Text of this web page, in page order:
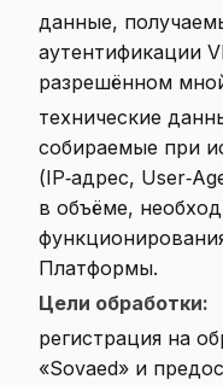
данные,
аутентификации
разрешённом
технические
собираемые при
(IP‑адрес,
в объёме,
Платформы.
Цели обработки:
регистрация на
«Sovaed» и